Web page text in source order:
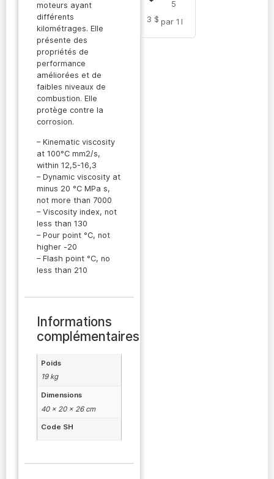
moteurs ayant
différents
kilométrages. Elle
présente des
propriétés de
performance
améliorées et de
faibles niveaux de
combustion. Elle
protège contre la
corrosion.
– Kinematic viscosity
at 100°C mm2/s,
within 12,5-16,3
– Dynamic viscosity at
minus 20 °C MPa s,
not more than 7000
– Viscosity index, not
less than 130
– Pour point °C, not
higher -20
– Flash point °C, no
less than 210
Informations
complémentaires
Poids
19 kg
Dimensions
40 × 20 × 26 cm
Code SH
avancée
5
3 $ par 1 l